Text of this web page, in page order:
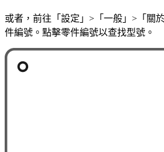
或者，前往「設定」>「一般」>「關
件編號。點擊零件編號以查找型號。